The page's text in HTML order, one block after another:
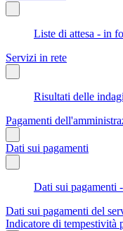
Liste di attesa - in
Servizi in rete
Risultati delle
Pagamenti
Dati sui pagamenti
Dati sui pagamenti
Dati sui pagamenti del
Indicatore di tempestività